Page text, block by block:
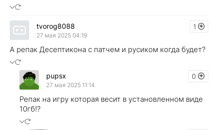
1
tvorog8088
27 мая 2025 04:19
А репак Десептикона с патчем и русиком когда будет?
0
pupsx
27 мая 2025 11:14
Репак на игру которая весит в установленном виде
10гб!?